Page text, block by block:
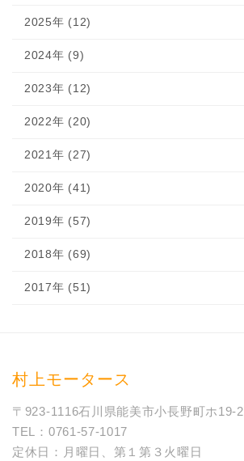
2025年 (12)
2024年 (9)
2023年 (12)
2022年 (20)
2021年 (27)
2020年 (41)
2019年 (57)
2018年 (69)
2017年 (51)
村上モータース
〒923-1116石川県能美市小長野町ホ19-2
TEL：0761-57-1017
定休日：月曜日、第１第３火曜日